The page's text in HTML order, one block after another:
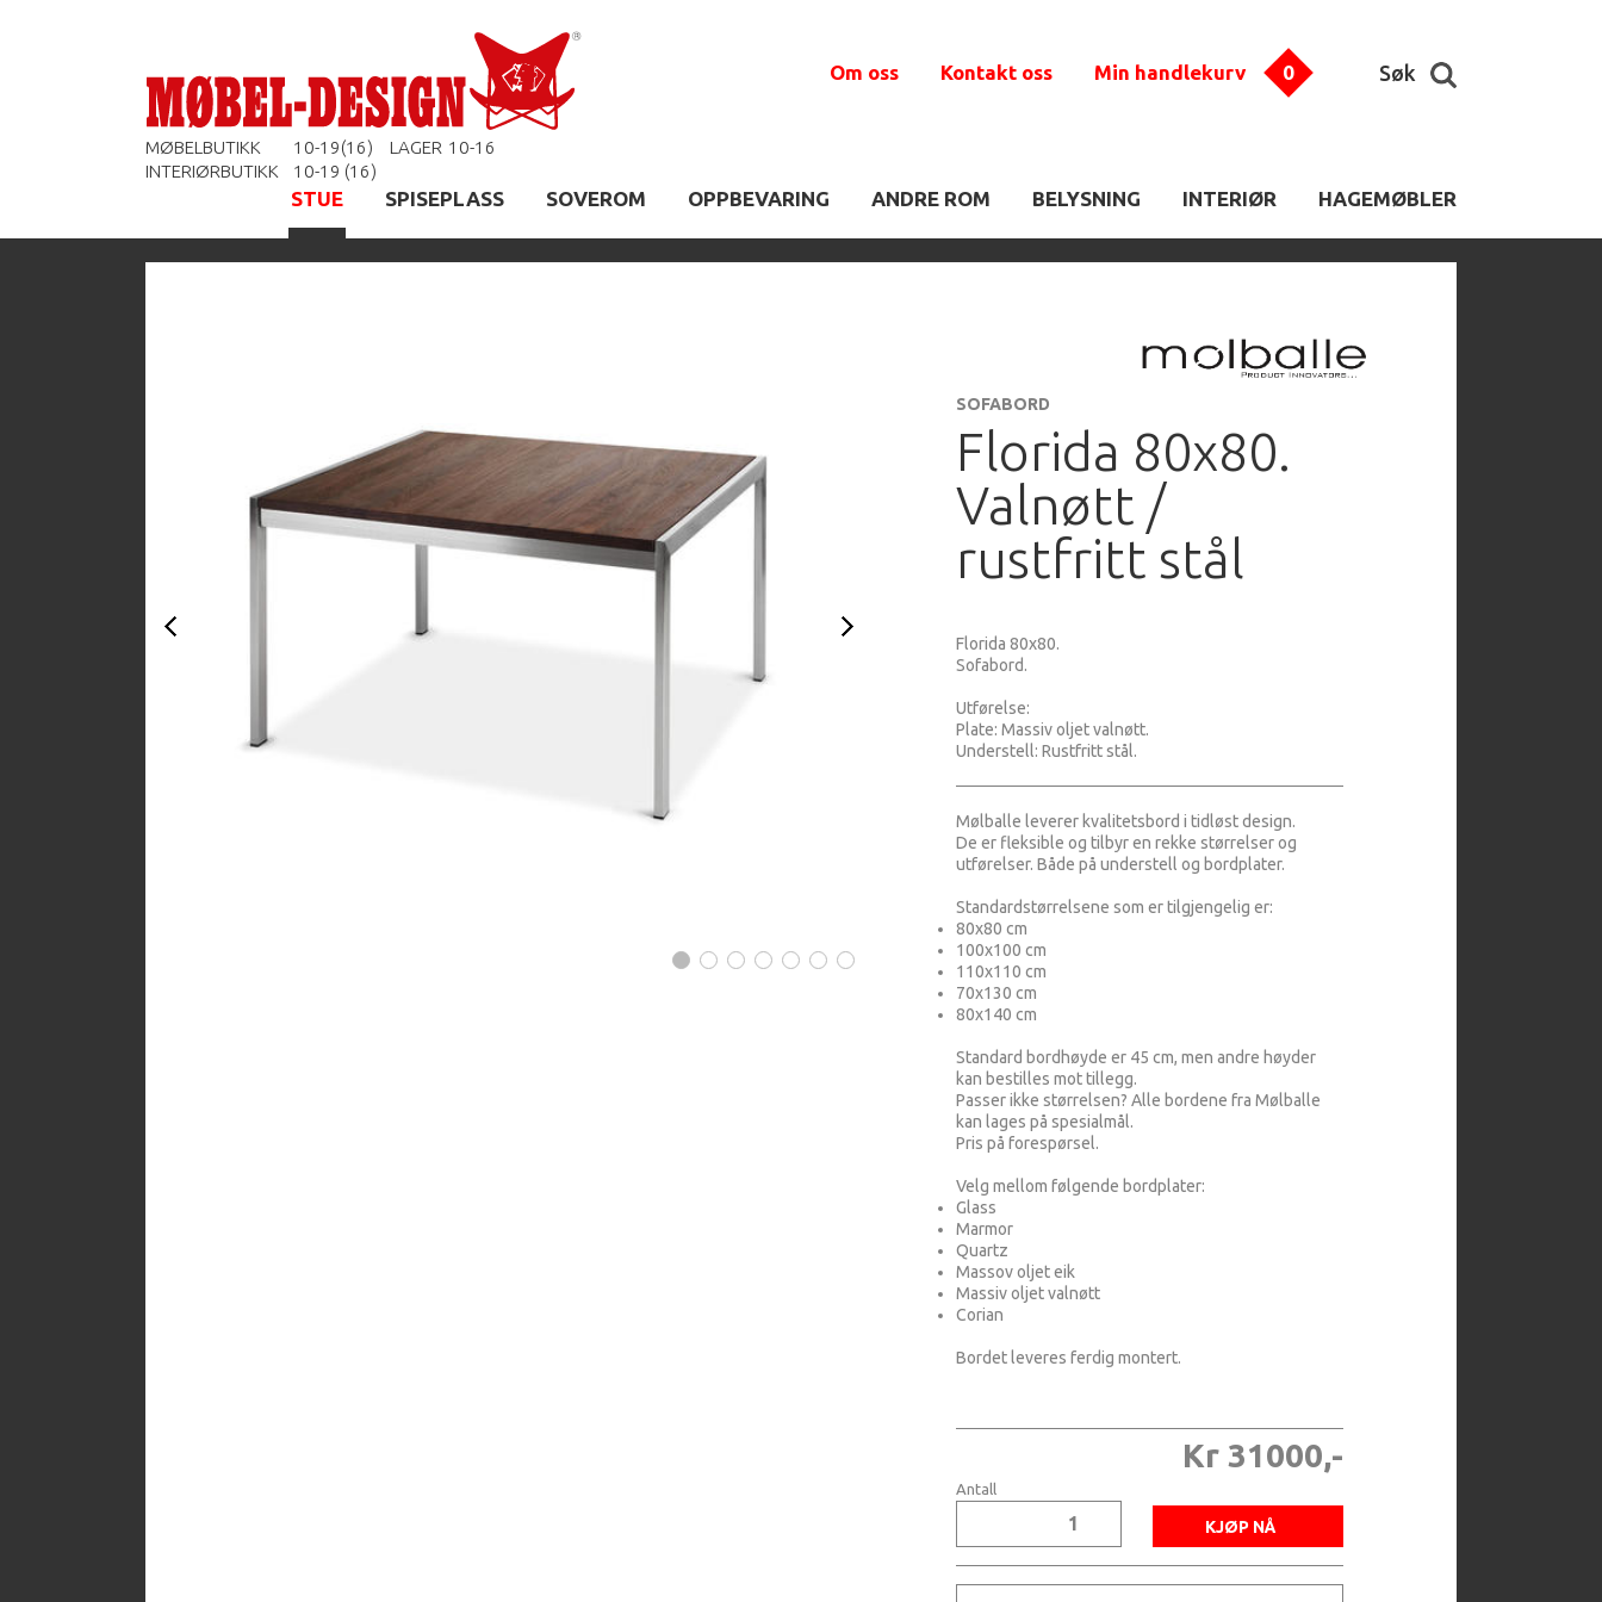
MØBELBUTIKK 10-19(16) LAGER 10-16
INTERIØRBUTIKK
10-19 (16)
Om oss Kontakt oss Min handlekurv 0 Søk
STUE SPISEPLASS SOVEROM OPPBEVARING ANDRE ROM BELYSNING INTERIØR HAGEMØBLER
SOFABORD
Florida 80x80.
Valnøtt /
rustfritt stål
Florida 80x80.
Sofabord.
Utførelse:
Plate: Massiv oljet valnøtt.
Understell: Rustfritt stål.
Mølballe leverer kvalitetsbord i tidløst design.
De er fleksible og tilbyr en rekke størrelser og
utførelser. Både på understell og bordplater.
Standardstørrelsene som er tilgjengelig er:
80x80 cm
100x100 cm
110x110 cm
70x130 cm
80x140 cm
Standard bordhøyde er 45 cm, men andre høyder
kan bestilles mot tillegg.
Passer ikke størrelsen? Alle bordene fra Mølballe
kan lages på spesialmål.
Pris på forespørsel.
Velg mellom følgende bordplater:
Glass
Marmor
Quartz
Massov oljet eik
Massiv oljet valnøtt
Corian
Bordet leveres ferdig montert.
Kr 31000,-
Antall